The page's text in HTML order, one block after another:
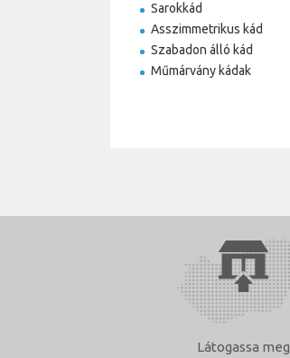
Sarokkád
Asszimmetrikus kád
Szabadon álló kád
Műmárvány kádak
Látogassa meg